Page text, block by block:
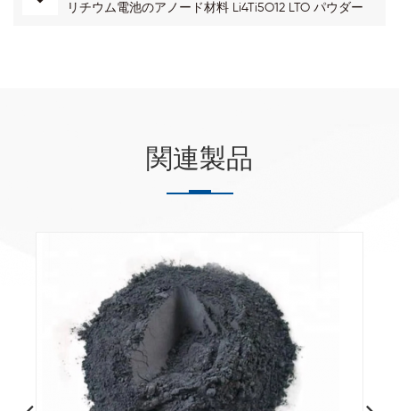
リチウム電池のアノード材料 Li4Ti5O12 LTO パウダー
関連製品